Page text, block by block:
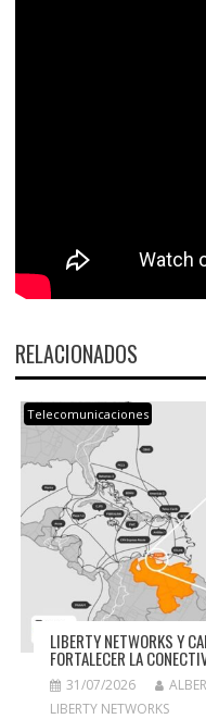
RELACIONADOS
Telecomunicaciones
LIBERTY NETWORKS Y
FORTALECER LA
31/07/2026
LIBERTY NETWORKS